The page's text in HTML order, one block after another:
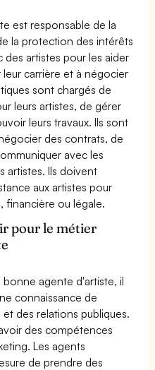
est responsable de la
la protection des intérêts
des artistes pour les aider
carrière et à négocier
sont chargés de
leurs artistes, de gérer
leurs travaux. Ils sont
des contrats, de
avec les
artistes. Ils doivent
aux artistes pour
financière ou légale.
pour le métier
agente d'artiste, il
connaissance de
des relations publiques.
des compétences
Les agents
de prendre des